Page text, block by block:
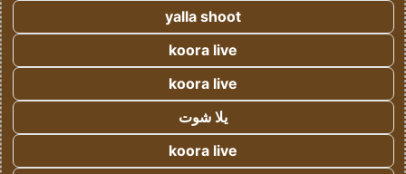
yalla shoot
koora live
koora live
يلا شوت
koora live